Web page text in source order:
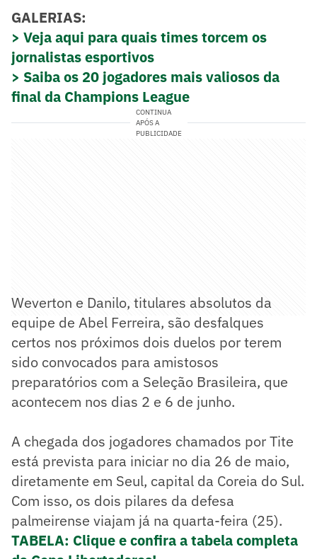
GALERIAS:
> Veja aqui para quais times torcem os
jornalistas esportivos
> Saiba os 20 jogadores mais valiosos da
final da Champions League
CONTINUA
APÓS A
PUBLICIDADE
Weverton e Danilo, titulares absolutos da
equipe de Abel Ferreira, são desfalques
certos nos próximos dois duelos por terem
sido convocados para amistosos
preparatórios com a Seleção Brasileira, que
acontecem nos dias 2 e 6 de junho.
A chegada dos jogadores chamados por Tite
está prevista para iniciar no dia 26 de maio,
diretamente em Seul, capital da Coreia do Sul.
Com isso, os dois pilares da defesa
palmeirense viajam já na quarta-feira (25).
TABELA: Clique e confira a tabela completa